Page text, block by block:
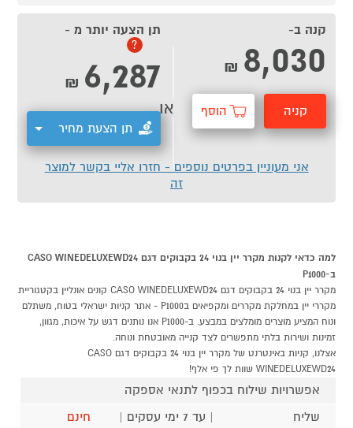
קנה ב-
8,030
₪
קניה הוסף
תן הצעה יותר מ -
?
6,287
₪
תן הצעת מחיר
או
אני מעוניין בפרטים נוספים - חזרו אליי בקשר למוצר
זה
למה כדאי לקנות מקרר יין בנוי 24 בקבוקים דגם CASO WINEDELUXEWD24
ב-P1000
מקרר יין בנוי 24 בקבוקים דגם CASO WINEDELUXEWD24 קונים אונליין בקטגוריית
מקררי יין במחלקת מקררים ומקפיאים בP1000 - אתר קניות ישראלי בטוח, משתלם
ונוח המציע מוצרים מומלצים במבצע. ב-P1000 אנו נותנים דגש על איכות, מגוון,
זמינות ושירות בלתי מתפשרים לצד קנייה מאובטחת ונוחה.
אצלנו, קניות באינטרנט של מקרר יין בנוי 24 בקבוקים דגם CASO
WINEDELUXEWD24 שוות לך פי אלף!
אפשרויות שילוח בכפוף לתנאי אספקה
שליח
| עד 7 ימי עסקים |
חינם